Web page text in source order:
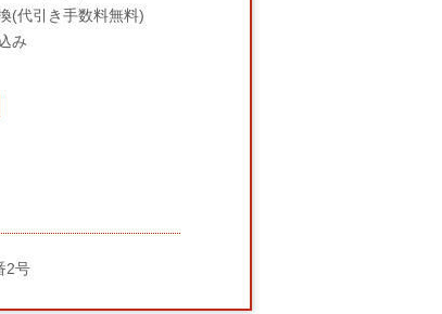
(代引き手数料無料)
み
2号